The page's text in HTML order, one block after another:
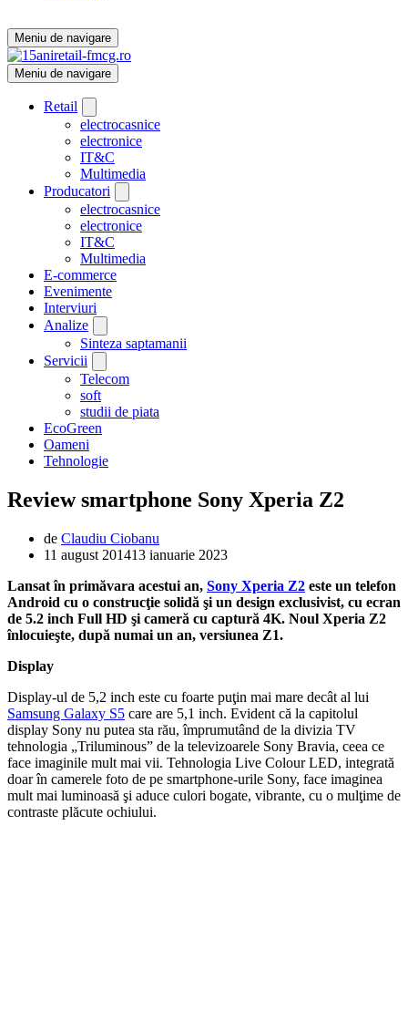
Meniu de navigare
Meniu de navigare
Retail
electrocasnice
electronice
IT&C
Multimedia
Producatori
electrocasnice
electronice
IT&C
Multimedia
E-commerce
Evenimente
Interviuri
Analize
Sinteza saptamanii
Servicii
Telecom
soft
studii de piata
EcoGreen
Oameni
Tehnologie
Review smartphone Sony Xperia Z2
de Claudiu Ciobanu
11 august 201413 ianuarie 2023
Lansat în primăvara acestui an, Sony Xperia Z2 este un telefon
Android cu o construcţie solidă şi un design exclusivist, cu ecran
de 5.2 inch Full HD şi cameră cu captură 4K. Noul Xperia Z2
înlocuieşte, după numai un an, versiunea Z1.
Display
Display-ul de 5,2 inch este cu foarte puţin mai mare decât al lui
Samsung Galaxy S5 care are 5,1 inch. Evident că la capitolul
display Sony nu putea sta rău, împrumutând de la divizia TV
tehnologia „Triluminous” de la televizoarele Sony Bravia, ceea ce
face imaginile mult mai vii. Tehnologia Live Colour LED, integrată
doar în camerele foto de pe smartphone-urile Sony, face imaginea
mult mai luminoasă şi aduce culori bogate, vibrante, cu o mulţime de
contraste plăcute ochiului.